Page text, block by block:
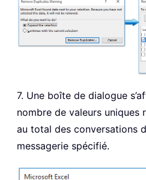
7. Une boîte de dialogue
nombre de valeurs uniques
au total des conversations
messagerie spécifié.